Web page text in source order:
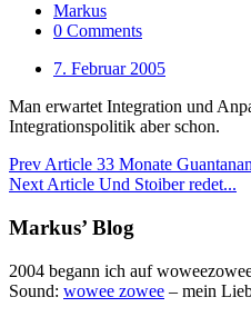
Markus
0 Comments
7. Februar 2005
Man erwartet Integration und
Integrationspolitik aber schon.
Prev Article 33 Monate
Next Article Und Stoiber redet...
Markus’ Blog
2004 begann ich auf
Sound: wowee zowee – mein